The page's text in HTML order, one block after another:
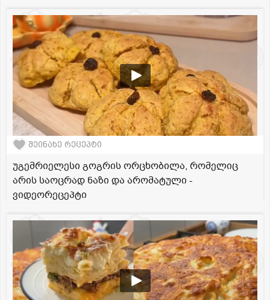
შეინახე რეცეპტი
უგემრიელესი გოგრის ორცხობილა, რომელიც
არის საოცრად ნაზი და არომატული -
ვიდეორეცეპტი